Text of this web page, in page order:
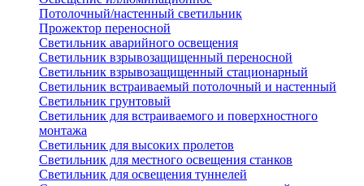
Потолочный/настенный светильник
Прожектор переносной
Светильник аварийного освещения
Светильник взрывозащищенный переносной
Светильник взрывозащищенный стационарный
Светильник встраиваемый потолочный и настенный
Светильник грунтовый
Светильник для встраиваемого и поверхностного
монтажа
Светильник для высоких пролетов
Светильник для местного освещения станков
Светильник для освещения туннелей